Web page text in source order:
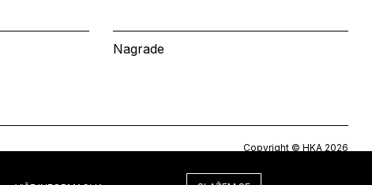
Nagrade
Copyright © HKA 2026